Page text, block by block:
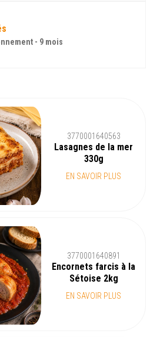
- 9 mois
3770001640563
Lasagnes de la mer
330g
EN SAVOIR PLUS
3770001640891
Encornets farcis à la
Sétoise 2kg
EN SAVOIR PLUS